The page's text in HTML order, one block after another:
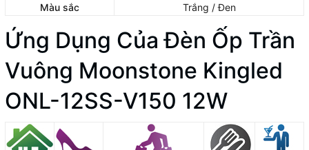
Màu sắc
Trắng / Đen
Ứng Dụng Của Đèn Ốp Trần
Vuông Moonstone Kingled
ONL-12SS-V150 12W